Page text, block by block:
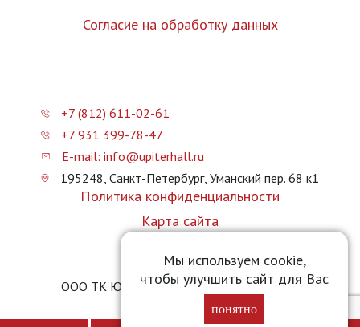
Мы используем cookie,
чтобы улучшить сайт для Вас
понятно
Согласие на обработку данных
+7 (812) 611-02-61
+7 931 399-78-47
E-mail: info@upiterhall.ru
195248, Санкт-Петербург, Уманский пер. 68 к1
Политика конфиденциальности
Карта сайта
ООО ТК Юпитер Холл © 2026 upiterhall.ru